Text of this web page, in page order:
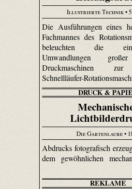
Illustrierte Technik•
Die Ausführungen eines
Fachmannes des
beleuchten die
Umwandlungen
Druckmaschinen zur
Schnellläufer-
DRUCK &
Die Gartenlaube•
Abdrucks fotografisch
dem gewöhnlichen
REKLAME